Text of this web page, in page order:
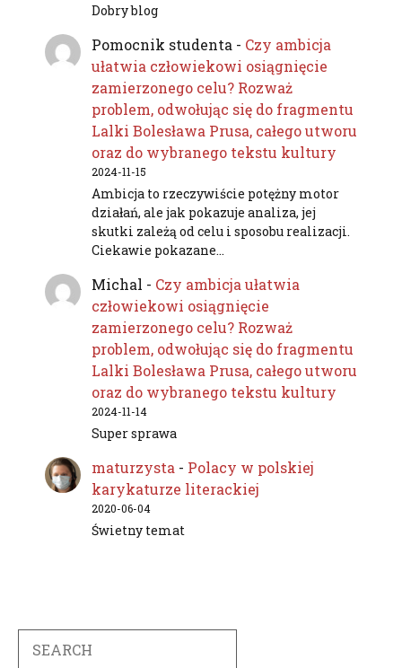
Dobry blog
Pomocnik studenta - Czy ambicja
ułatwia człowiekowi osiągnięcie
zamierzonego celu? Rozważ
problem, odwołując się do fragmentu
Lalki Bolesława Prusa, całego utworu
oraz do wybranego tekstu kultury
2024-11-15
Ambicja to rzeczywiście potężny motor
działań, ale jak pokazuje analiza, jej
skutki zależą od celu i sposobu realizacji.
Ciekawie pokazane…
Michal - Czy ambicja ułatwia
człowiekowi osiągnięcie
zamierzonego celu? Rozważ
problem, odwołując się do fragmentu
Lalki Bolesława Prusa, całego utworu
oraz do wybranego tekstu kultury
2024-11-14
Super sprawa
maturzysta - Polacy w polskiej
karykaturze literackiej
2020-06-04
Świetny temat